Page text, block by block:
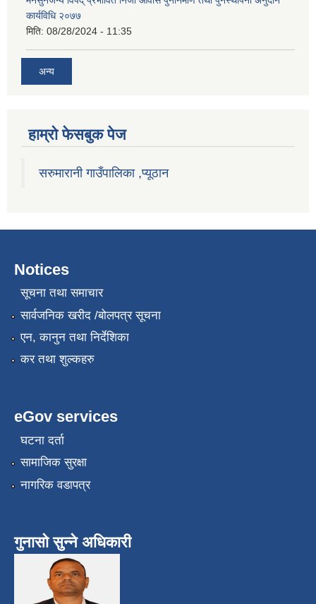
कार्यविधि २०७७
मिति: 08/28/2024 - 11:35
अन्य
हाम्राे फेसबुक पेज
सरुमारानी गाउँपालिका ,प्यूठान
Notices
सूचना तथा समाचार
सार्वजनिक खरीद /बोलपत्र सूचना
एन, कानुन तथा निर्देशिका
कर तथा शुल्कहरु
eGov services
घटना दर्ता
सामाजिक सुरक्षा
नागरिक वडापत्र
गुनासो सुन्ने अधिकारी